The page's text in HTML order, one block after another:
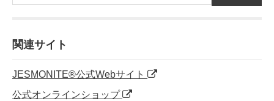
e
o
o
k
e
h
関連サイト
JESMONITE®公式Webサイト
公式オンラインショップ